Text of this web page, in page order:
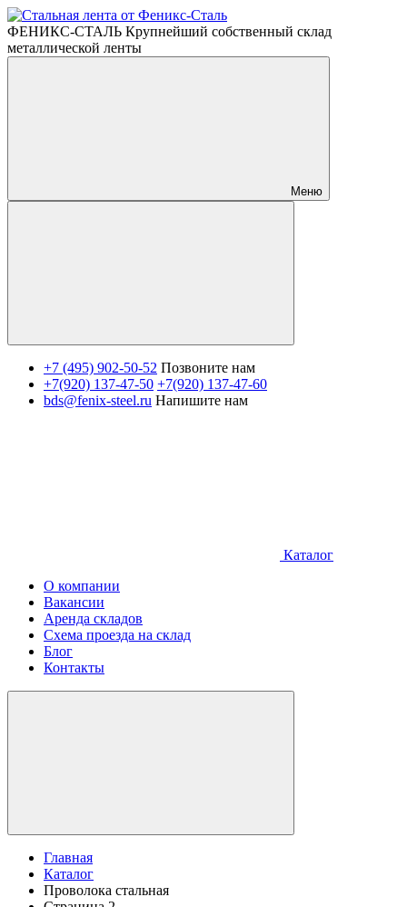
ФЕНИКС-СТАЛЬ Крупнейший собственный склад
металлической ленты
Меню
+7 (495) 902-50-52 Позвоните нам
+7(920) 137-47-50 +7(920) 137-47-60
bds@fenix-steel.ru Напишите нам
Каталог
О компании
Вакансии
Аренда складов
Схема проезда на склад
Блог
Контакты
Главная
Каталог
Проволока стальная